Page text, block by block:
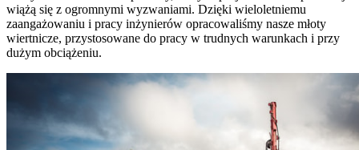
wiążą się z ogromnymi wyzwaniami. Dzięki wieloletniemu
zaangażowaniu i pracy inżynierów opracowaliśmy nasze młoty
wiertnicze, przystosowane do pracy w trudnych warunkach i przy
dużym obciążeniu.